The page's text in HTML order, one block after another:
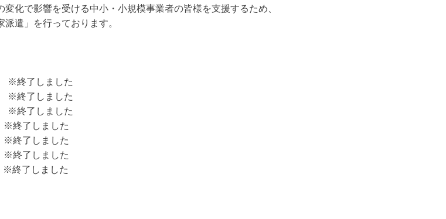
化で影響を受ける中小・小規模事業者の皆様を支援するため、
派遣」を行っております。
※終了しました
了しました
了しました
了しました
了しました
了しました
了しました